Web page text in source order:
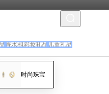
香水和彩妆礼品 儿童礼品
时尚珠宝